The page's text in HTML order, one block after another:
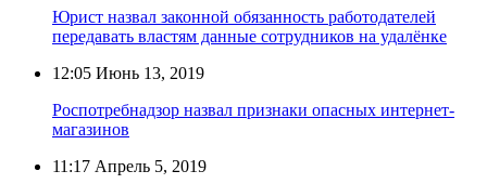
Юрист назвал законной обязанность работодателей
передавать властям данные сотрудников на удалёнке
12:05 Июнь 13, 2019
Роспотребнадзор назвал признаки опасных интернет-
магазинов
11:17 Апрель 5, 2019